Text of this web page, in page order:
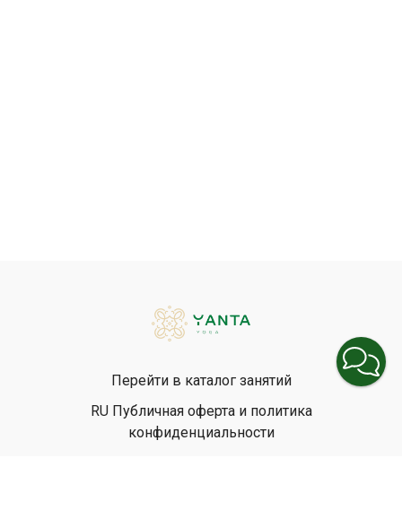
Перейти в каталог занятий
RU Публичная оферта и политика
конфиденциальности